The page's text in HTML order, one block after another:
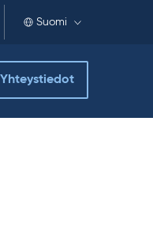
Suomi
Yhteystiedot